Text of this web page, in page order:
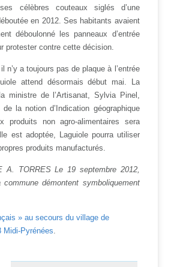
célèbres couteaux siglés d’une
en 2012. Ses habitants avaient
déboulonné les panneaux d’entrée
protester contre cette décision.
n’y a toujours pas de plaque à l’entrée
attend désormais début mai. La
ministre de l’Artisanat, Sylvia Pinel,
de la notion d’Indication géographique
produits non agro-alimentaires sera
est adoptée, Laguiole pourra utiliser
produits manufacturés.
A. TORRES Le 19 septembre 2012,
démontent symboliquement
» au secours du village de
Midi-Pyrénées.